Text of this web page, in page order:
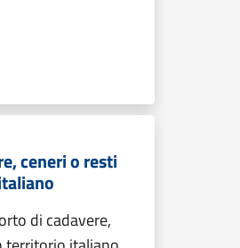
ceneri o resti
di cadavere,